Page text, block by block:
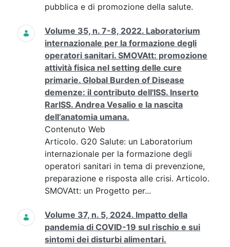
pubblica e di promozione della salute.
Volume 35, n. 7-8, 2022. Laboratorium
internazionale per la formazione degli
operatori sanitari. SMOVAtt: promozione
attività fisica nel setting delle cure
primarie. Global Burden of Disease
demenze: il contributo dell'ISS. Inserto
RarISS. Andrea Vesalio e la nascita
dell’anatomia umana.
Contenuto Web
Articolo. G20 Salute: un Laboratorium
internazionale per la formazione degli
operatori sanitari in tema di prevenzione,
preparazione e risposta alle crisi. Articolo.
SMOVAtt: un Progetto per...
Volume 37, n. 5, 2024. Impatto della
pandemia di COVID-19 sul rischio e sui
sintomi dei disturbi alimentari.